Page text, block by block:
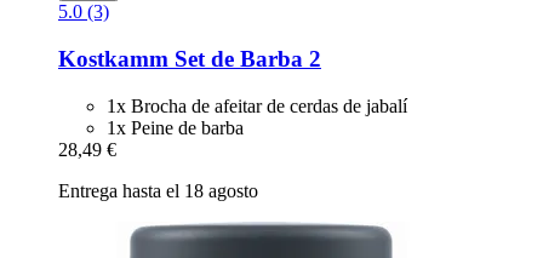
5.0 (3)
Kostkamm Set de Barba 2
1x Brocha de afeitar de cerdas de jabalí
1x Peine de barba
28,49 €
Entrega hasta el 18 agosto